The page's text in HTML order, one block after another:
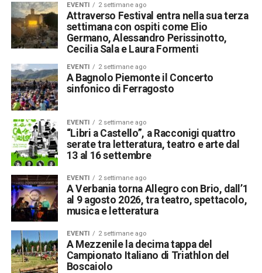
EVENTI 2 settimane ago
Attraverso Festival entra nella sua terza
settimana con ospiti come Elio
Germano, Alessandro Perissinotto,
Cecilia Sala e Laura Formenti
EVENTI 2 settimane ago
A Bagnolo Piemonte il Concerto
sinfonico di Ferragosto
EVENTI 2 settimane ago
“Libri a Castello”, a Racconigi quattro
serate tra letteratura, teatro e arte dal
13 al 16 settembre
EVENTI 2 settimane ago
A Verbania torna Allegro con Brio, dall’1
al 9 agosto 2026, tra teatro, spettacolo,
musica e letteratura
EVENTI 2 settimane ago
A Mezzenile la decima tappa del
Campionato Italiano di Triathlon del
Boscaiolo